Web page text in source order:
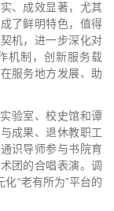
、成效显著，尤其
了鲜明特色，值得
机，进一步深化对
机制，创新服务载
服务地方发展、助
验室、校史馆和谭
成果、退休教职工
识导师参与书院育
团的合唱表演。调
“老有所为”平台的